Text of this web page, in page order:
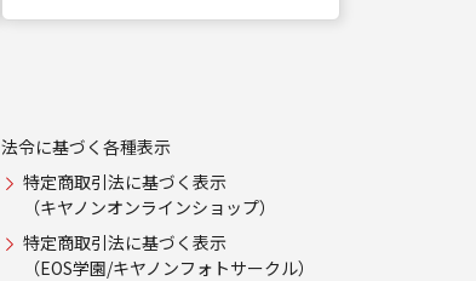
法令に基づく各種表示
特定商取引法に基づく表示
（キヤノンオンラインショップ）
特定商取引法に基づく表示
（EOS学園/キヤノンフォトサークル）